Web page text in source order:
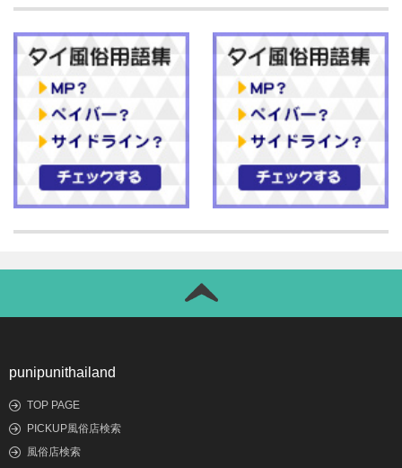
punipunithailand
TOP PAGE
PICKUP風俗店検索
風俗店検索